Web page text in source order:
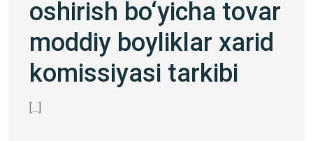
oshirish bo‘yicha tovar
moddiy boyliklar xarid
komissiyasi tarkibi
[...]